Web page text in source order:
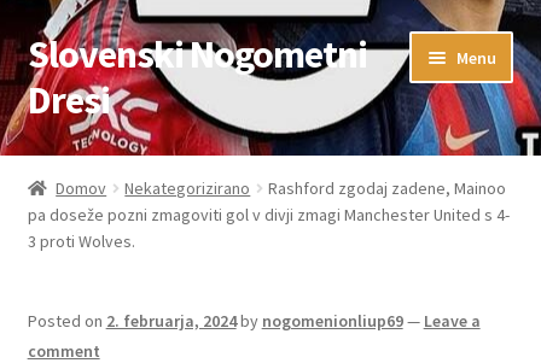
Skip
to
navigation
Skip
to
content
Slovenski Nogometni
Dresi
Menu
Domov
Blog
Kontaktiraj nas
Domov Nekategorizirano
Rashford zgodaj zadene, Mainoo
pa doseže pozni zmagoviti gol v divji zmagi Manchester United s 4-
3 proti Wolves.
Posted on 2. februarja, 2024by nogomenionliup69— Leave a
comment